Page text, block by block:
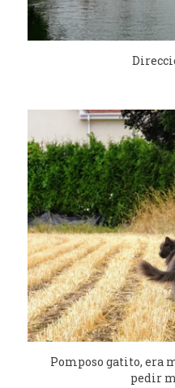
Pomposo gatito, era
pedir